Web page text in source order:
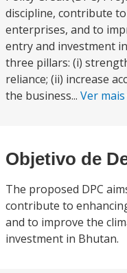
discipline, contribute
enterprises, and to
entry and investment
three pillars: (i)
reliance; (ii) increase
the business... Ver mais
Objetivo de
The proposed DPC
contribute to
and to improve the
investment in Bhutan.